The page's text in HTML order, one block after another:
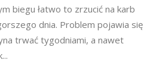
biegu łatwo to zrzucić na karb
dnia. Problem pojawia się
trwać tygodniami, a nawet